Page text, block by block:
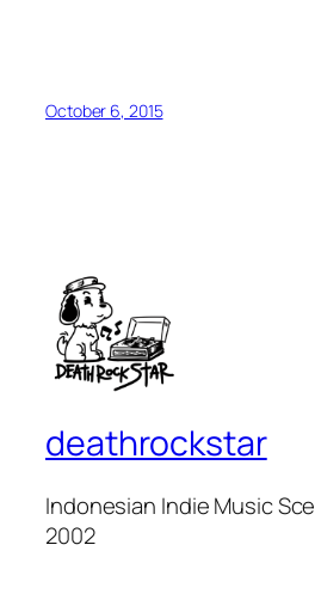
October 6, 2015
deathrockstar
Indonesian Indie Music
2002